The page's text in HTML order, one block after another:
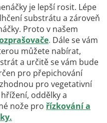
je lepší rosit. Lépe
substrátu a zároveň
Proto v našem
. Dále se vám
můžete nabírat,
a určitě se vám bude
pro přepichování
pro vegetativní
oddělky a
nože pro řízkování a